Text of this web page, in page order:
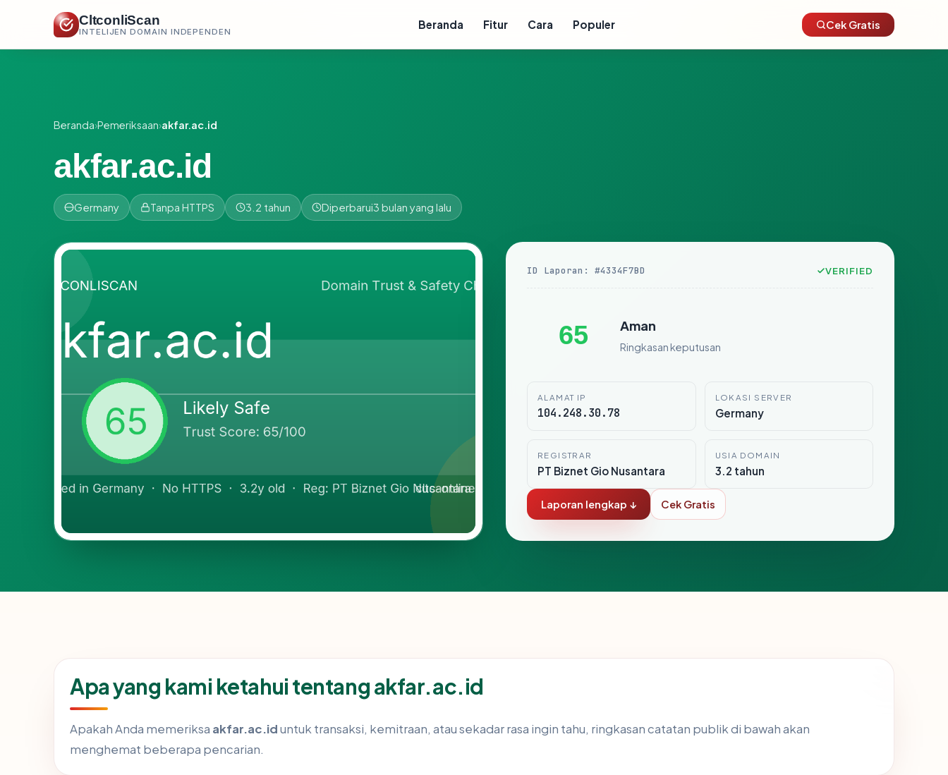
CltconliScan
INTELIJEN DOMAIN INDEPENDEN
Beranda Fitur Cara Populer Cek Gratis
Beranda›Pemeriksaan›akfar.ac.id
akfar.ac.id
Germany Tanpa HTTPS 3.2 tahun Diperbarui3 bulan yang lalu
ID Laporan: #4334F7BD VERIFIED
65 Aman
Ringkasan keputusan
ALAMAT IP
104.248.30.78
LOKASI SERVER
Germany
REGISTRAR
PT Biznet Gio Nusantara
USIA DOMAIN
3.2 tahun
Laporan lengkap ↓ Cek Gratis
Apa yang kami ketahui tentang akfar.ac.id
Apakah Anda memeriksa akfar.ac.iduntuk transaksi, kemitraan, atau sekadar rasa ingin tahu, ringkasan catatan publik di bawah akan
menghemat beberapa pencarian.